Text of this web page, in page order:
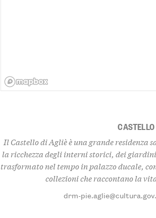
Il Castello di Agliè è una grande residenza
la ricchezza degli interni storici, dei
trasformato nel tempo in palazzo ducale,
collezioni che raccontano la
drm-